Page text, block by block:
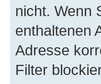
nicht. Wenn
enthaltenen
Adresse
Filter